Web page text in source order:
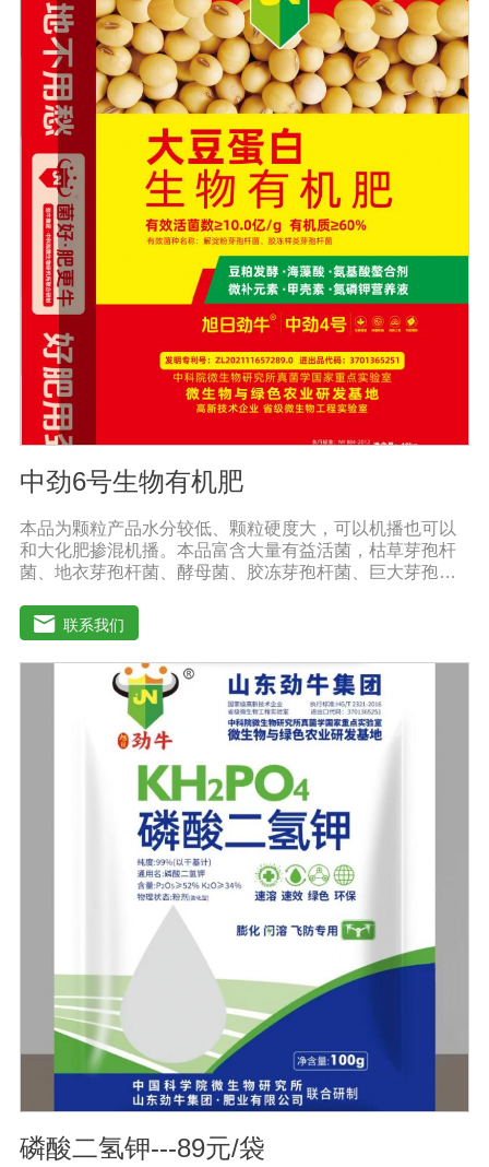
促进植物生长的作用。既能适用于各种粮食作物及蔬菜的
种植，又能适用于果树等经济作物的栽培。【适用范围】
玉米、小麦、果树、土豆、红薯、辣椒、番茄、黄瓜丶韮
菜、甘蓝等瓜果、蔬菜。【注意事项】1.本品内含大量有
益活菌，不可与杀菌剂混合使用，用过农药 的喷雾器一定
要认真清洗后在喷菌剂。2.本品如与化肥混用，要现混现
用。【贮 存】于阴凉干燥处保存，避免阳光直射和雨淋
【保 质 期】24个月【性 状】粉剂【活 菌 数】≥200亿/克
中劲6号生物有机肥
本品为颗粒产品水分较低、颗粒硬度大，可以机播也可以
和大化肥掺混机播。本品富含大量有益活菌，枯草芽孢杆
菌、地衣芽孢杆菌、酵母菌、胶冻芽孢杆菌、巨大芽孢杆
放大量养分，增强土壤肥力，能激活土壤养分，使土壤中
氮磷钾、中微量元素利用率达到大化，土壤肥力大幅度提
高。【中劲6号微生物菌剂产品功能】 以菌克菌，有益菌
群有效的抑制病原菌的生长，有效缓解根腐、黄化、枯
萎、烂根、根肿、早衰等现象，防止其它土传病害及重茬
的发生。 1、改善土壤养分微生物菌剂能够增强土壤团粒
结构，疏松土壤，提高土壤通透性和保水保肥能力，增加
土壤有机质，调节土壤PH值，活化土壤中的潜在养分，改
善土壤中养分的供应情况，有效解决因连工连作，重茬等
原因造成的减产问题。针对长期使用鸡粪造成的有机酸毒
害，烧根烧菌，病菌虫卵危害，酸碱不平衡等现状采用高
端生物技术精制而成，破除土壤板结，恢复土壤活力、保
肥保水、生物护根、强健植株、保花保果、促进花芽形
成，提高坐果率。 2、解决土壤重金属污染问题微生物菌
剂中的各种菌能有效的对土壤中的重金属进行溶解、氧化
还原及降解作用。重金属可与土壤有机质形成稳定的络合
物，对重金属在土壤中的化学行为产生深刻的影响，有效
解决土壤重金属污染问题。
联系我们
磷酸二氢钾---89元/袋